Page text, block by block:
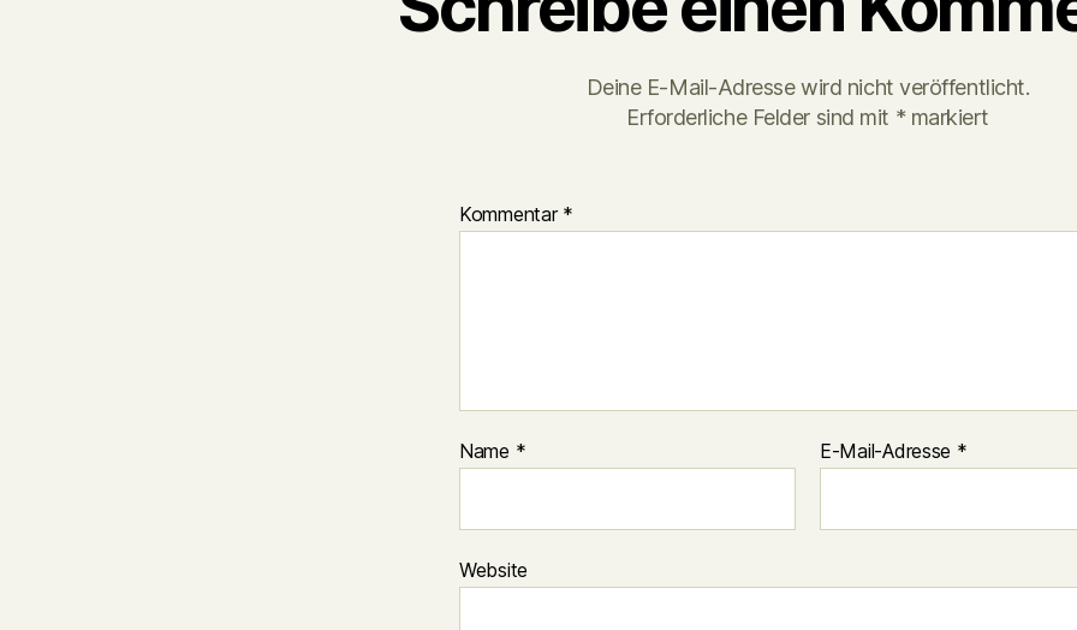
Deine E-Mail-Adresse wird nicht veröffentlicht.
Erforderliche Felder sind mit *markiert
Kommentar *
Name * E-Mail-Adresse *
Website